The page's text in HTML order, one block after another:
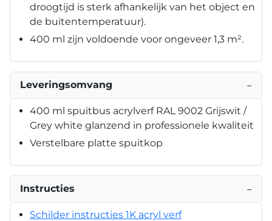
droogtijd is sterk afhankelijk van het object en
de buitentemperatuur).
400 ml zijn voldoende voor ongeveer 1,3 m².
Leveringsomvang −
400 ml spuitbus acrylverf RAL 9002 Grijswit /
Grey white glanzend in professionele kwaliteit
Verstelbare platte spuitkop
Instructies −
Schilder instructies 1K acryl verf